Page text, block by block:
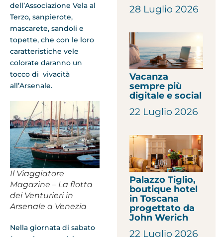
dell’Associazione Vela al
Terzo, sanpierote,
mascarete, sandoli e
topette, che con le loro
caratteristiche vele
colorate daranno un
tocco di vivacità
all’Arsenale.
Il Viaggiatore
Magazine – La flotta
dei Venturieri in
Arsenale a Venezia
Nella giornata di sabato
28 Luglio 2026
Vacanza
sempre più
digitale e social
22 Luglio 2026
Palazzo Tiglio,
boutique hotel
in Toscana
progettato da
John Werich
22 Luglio 2026